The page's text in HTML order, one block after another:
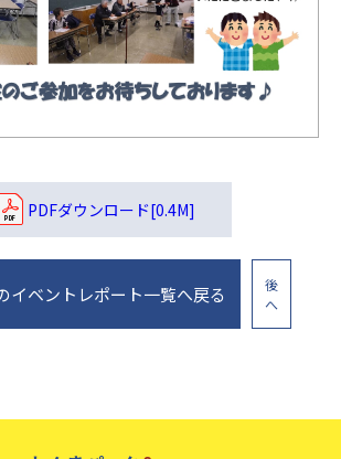
PDFダウンロード[0.4M]
イベントレポート一覧へ戻る
後
へ